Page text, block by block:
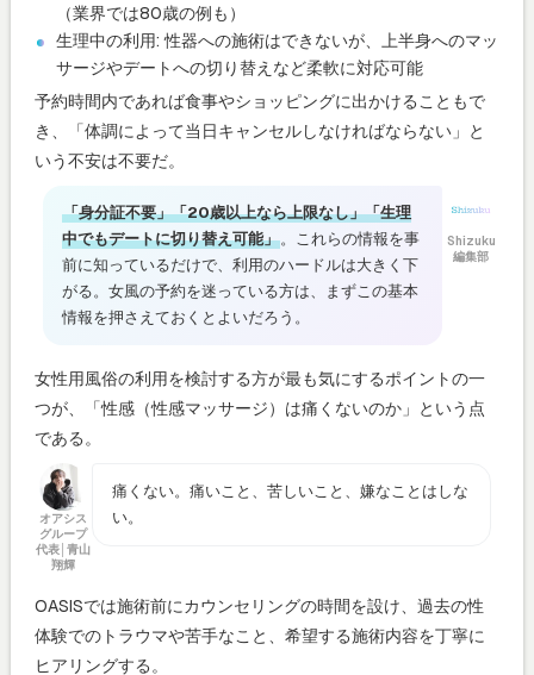
（業界では80歳の例も）
生理中の利用: 性器への施術はできないが、上半身へのマッ
サージやデートへの切り替えなど柔軟に対応可能
予約時間内であれば食事やショッピングに出かけることもで
き、「体調によって当日キャンセルしなければならない」と
いう不安は不要だ。
Shizuku
編集部
「身分証不要」「20歳以上なら上限なし」「生理
中でもデートに切り替え可能」。これらの情報を事
前に知っているだけで、利用のハードルは大きく下
がる。女風の予約を迷っている方は、まずこの基本
情報を押さえておくとよいだろう。
女性用風俗の利用を検討する方が最も気にするポイントの一
つが、「性感（性感マッサージ）は痛くないのか」という点
である。
オアシス
グループ
代表│青山
翔輝
痛くない。痛いこと、苦しいこと、嫌なことはしな
い。
OASISでは施術前にカウンセリングの時間を設け、過去の性
体験でのトラウマや苦手なこと、希望する施術内容を丁寧に
ヒアリングする。